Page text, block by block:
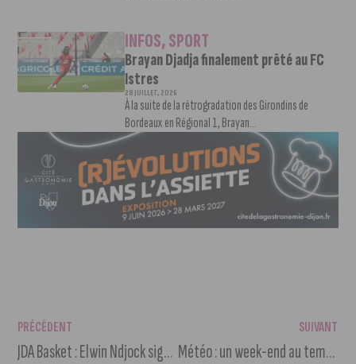
INFOS,SPORT
Brayan Djadja finalement prêté au FC
Istres
28 JUILLET, 2026
À la suite de la rétrogradation des Girondins de
Bordeaux en Régional 1, Brayan...
PRÉCÉDENT
JDA Basket : Elwin Ndjock signe chez les Dijonnais
SUIVANT
Météo : un week-end au temps idéal